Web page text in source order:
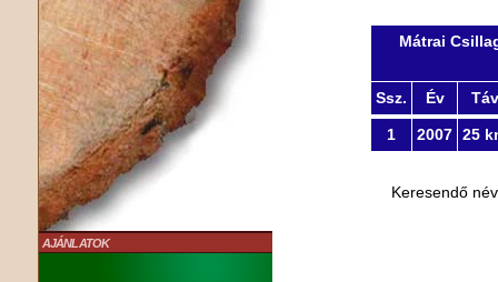
AJÁNLATOK
Mátrai
Ssz. Év Táv
1 2007 25
Keresendő